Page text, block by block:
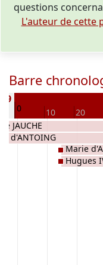
questions
L'auteur de cette
Barre
0 10 20
JAUCHE
d'ANTOING
Marie
Hugues